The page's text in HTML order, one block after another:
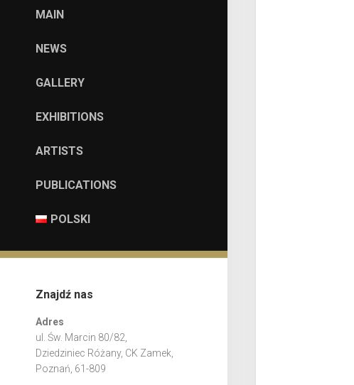
MAIN
NEWS
GALLERY
EXHIBITIONS
ARTISTS
PUBLICATIONS
POLSKI
Znajdź nas
Adres
ul. Św. Marcin 80/82,
Dziedziniec Różany, CK Zamek,
Poznań, 61-809